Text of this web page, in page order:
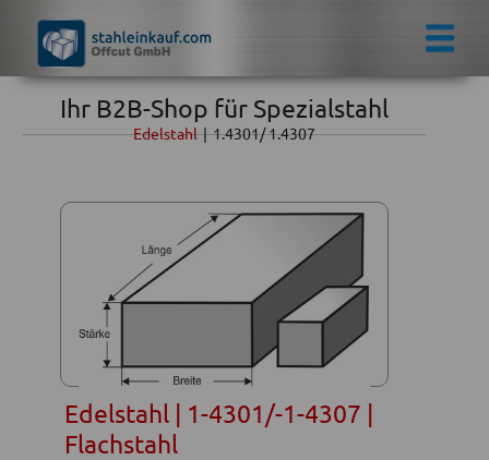
Ihr B2B-Shop für Spezialstahl
Edelstahl| 1.4301/ 1.4307
Edelstahl | 1-4301/-1-4307 |
Flachstahl